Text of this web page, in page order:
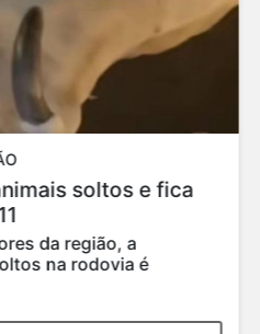
soltos e fica
da região, a
na rodovia é